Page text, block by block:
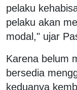
pelaku
pelaku akan
modal," ujar
Karena belum
bersedia
keduanya